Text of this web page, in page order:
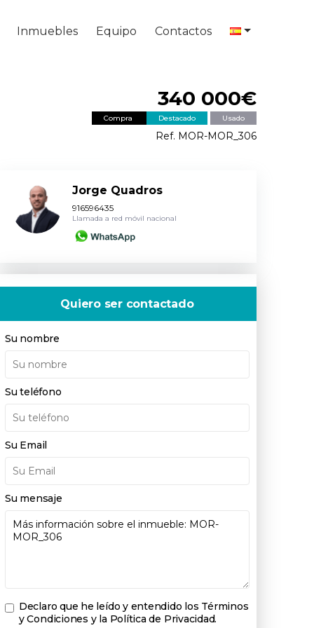
Inmuebles Equipo Contactos
340 000€
Compra Destacado Usado
Ref. MOR-MOR_306
Jorge Quadros
916596435
Llamada a red móvil nacional
Quiero ser contactado
Su nombre
Su teléfono
Su Email
Su mensaje
Declaro que he leído y entendido los Términos
y Condiciones y la Política de Privacidad.